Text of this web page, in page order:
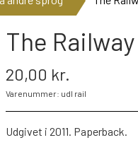
GAMMELT
KINDERÆG
MINI-
PEZ
SMÅ FIGURER
The
20,00 kr.
Varenummer: udl rail
Udgivet i 2011. Paperback.